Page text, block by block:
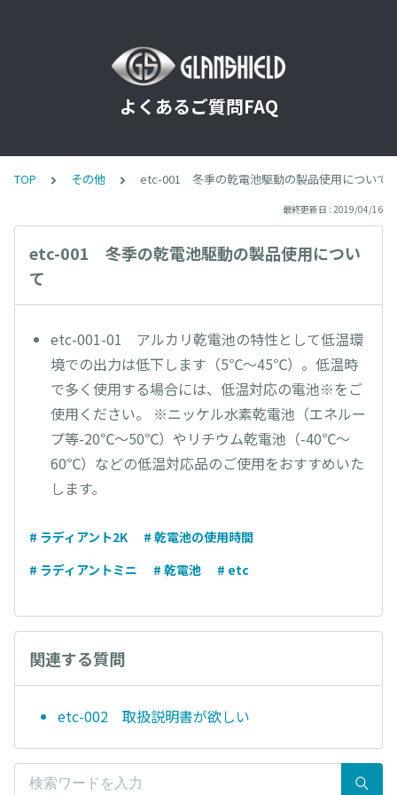
よくあるご質問FAQ
TOP その他 etc-001 冬季の乾電池駆動の製品使用について
最終更新日 : 2019/04/16
etc-001 冬季の乾電池駆動の製品使用につい
て
etc-001-01 アルカリ乾電池の特性として低温環
境での出力は低下します（5℃～45℃）。低温時
で多く使用する場合には、低温対応の電池※をご
使用ください。 ※ニッケル水素乾電池（エネルー
プ等-20℃～50℃）やリチウム乾電池（-40℃～
60℃）などの低温対応品のご使用をおすすめいた
します。
# ラディアント2K
# 乾電池の使用時間
# ラディアントミニ
# 乾電池 # etc
関連する質問
etc-002 取扱説明書が欲しい